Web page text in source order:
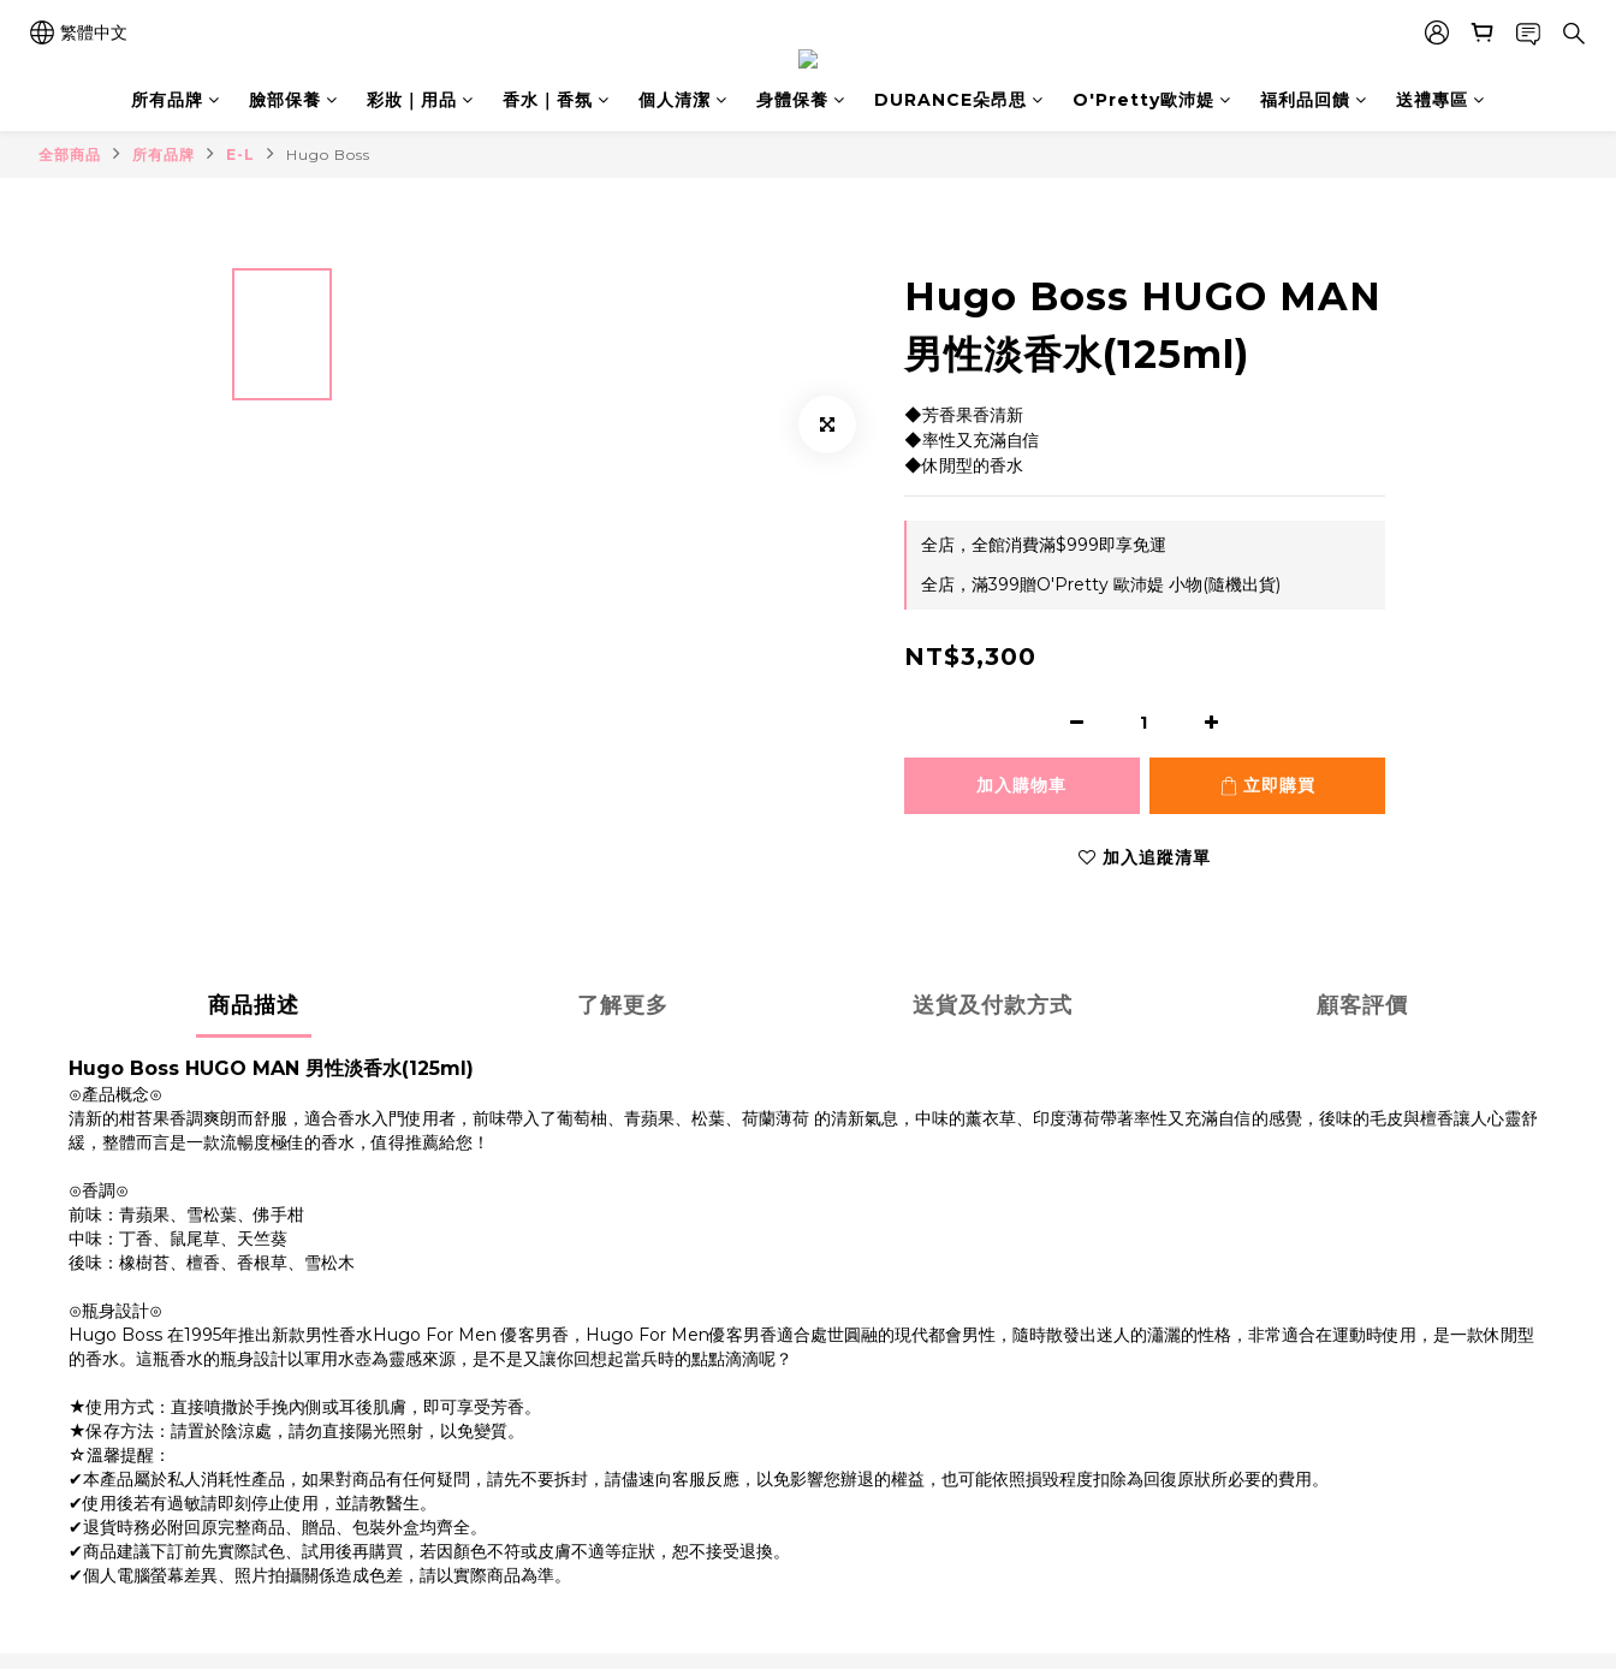
繁體中文
所有品牌 臉部保養 彩妝｜用品 香水｜香氛 個人清潔 身體保養 DURANCE朵昂思 O'Pretty歐沛媞 福利品回饋 送禮專區
全部商品 所有品牌 E-L Hugo Boss
Hugo Boss HUGO MAN
男性淡香水(125ml)
◆芳香果香清新
◆率性又充滿自信
◆休閒型的香水
全店，全館消費滿$999即享免運
全店，滿399贈O'Pretty 歐沛媞 小物(隨機出貨)
NT$3,300
加入購物車 立即購買
加入追蹤清單
商品描述 了解更多 送貨及付款方式 顧客評價
Hugo Boss HUGO MAN 男性淡香水(125ml)
⊙產品概念⊙
清新的柑苔果香調爽朗而舒服，適合香水入門使用者，前味帶入了葡萄柚、青蘋果、松葉、荷蘭薄荷 的清新氣息，中味的薰衣草、印度薄荷帶著率性又充滿自信的感覺，後味的毛皮與檀香讓人心靈舒
緩，整體而言是一款流暢度極佳的香水，值得推薦給您！
⊙香調⊙
前味：青蘋果、雪松葉、佛手柑
中味：丁香、鼠尾草、天竺葵
後味：橡樹苔、檀香、香根草、雪松木
⊙瓶身設計⊙
Hugo Boss 在1995年推出新款男性香水Hugo For Men 優客男香，Hugo For Men優客男香適合處世圓融的現代都會男性，隨時散發出迷人的瀟灑的性格，非常適合在運動時使用，是一款休閒型
的香水。這瓶香水的瓶身設計以軍用水壺為靈感來源，是不是又讓你回想起當兵時的點點滴滴呢？
★使用方式：直接噴撒於手挽內側或耳後肌膚，即可享受芳香。
★保存方法：請置於陰涼處，請勿直接陽光照射，以免變質。
☆溫馨提醒：
✔本產品屬於私人消耗性產品，如果對商品有任何疑問，請先不要拆封，請儘速向客服反應，以免影響您辦退的權益，也可能依照損毀程度扣除為回復原狀所必要的費用。
✔使用後若有過敏請即刻停止使用，並請教醫生。
✔退貨時務必附回原完整商品、贈品、包裝外盒均齊全。
✔商品建議下訂前先實際試色、試用後再購買，若因顏色不符或皮膚不適等症狀，恕不接受退換。
✔個人電腦螢幕差異、照片拍攝關係造成色差，請以實際商品為準。